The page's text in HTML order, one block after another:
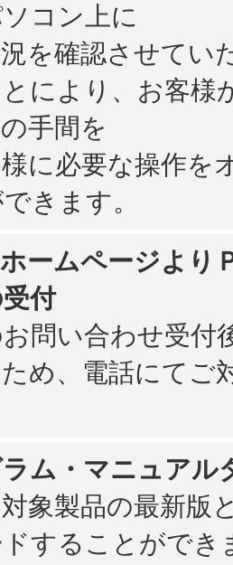
コン上に
を確認させてい
により、お客様
手間を
に必要な操作を
きます。
ームページより
付
問い合わせ受付
め、電話にてご
ム・マニュアル
象製品の最新版
することができ